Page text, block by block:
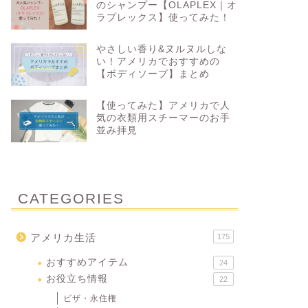
のシャンプー【OLAPLEX｜オ
ラプレックス】使ってみた！
やさしい香り&ヌルヌルしな
い！アメリカでおすすめの
【ボディソープ】まとめ
【使ってみた】アメリカで人
気の衣類用スチーマーのお手
並み拝見
CATEGORIES
アメリカ生活 175
おすすめアイテム 24
お役立ち情報 22
ビザ・永住権